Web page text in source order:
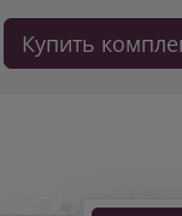
Купить